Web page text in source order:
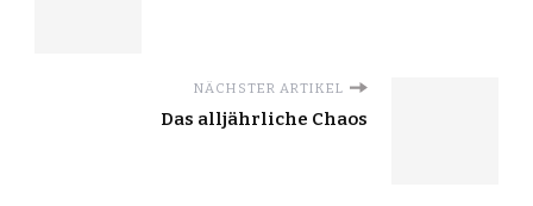
NÄCHSTER ARTIKEL
Das alljährliche Chaos